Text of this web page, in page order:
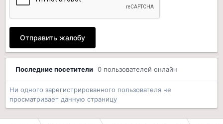
Отправить жалобу
Последние посетители 0 пользователей онлайн
Ни одного зарегистрированного пользователя не
просматривает данную страницу